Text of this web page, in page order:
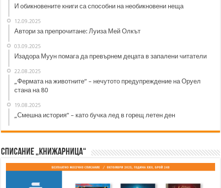
И обикновените книги са способни на необикновени неща
12.09.2025
Автори за препрочитане: Луиза Мей Олкът
03.09.2025
Изадора Муун помага да превърнем децата в запалени читатели
22.08.2025
„Фермата на животните“ – нечутото предупреждение на Оруел
стана на 80
19.08.2025
„Смешна история“ – като бучка лед в горещ летен ден
Списание „Книжарница“